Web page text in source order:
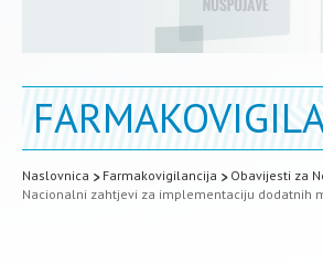
Naslovnica Farmakovigilancija
Obavijesti za
Nacionalni zahtjevi za implementaciju dodatnih